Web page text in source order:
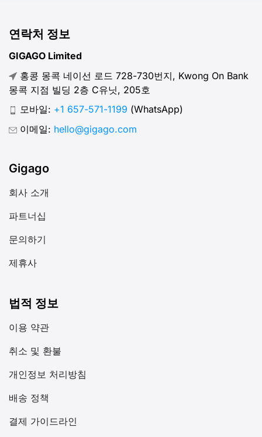
연락처 정보
GIGAGO Limited
홍콩 몽콕 네이선 로드 728-730번지, Kwong On Bank
몽콕 지점 빌딩 2층 C유닛, 205호
모바일: +1 657-571-1199 (WhatsApp)
이메일: hello@gigago.com
Gigago
회사 소개
파트너십
문의하기
제휴사
법적 정보
이용 약관
취소 및 환불
개인정보 처리방침
배송 정책
결제 가이드라인